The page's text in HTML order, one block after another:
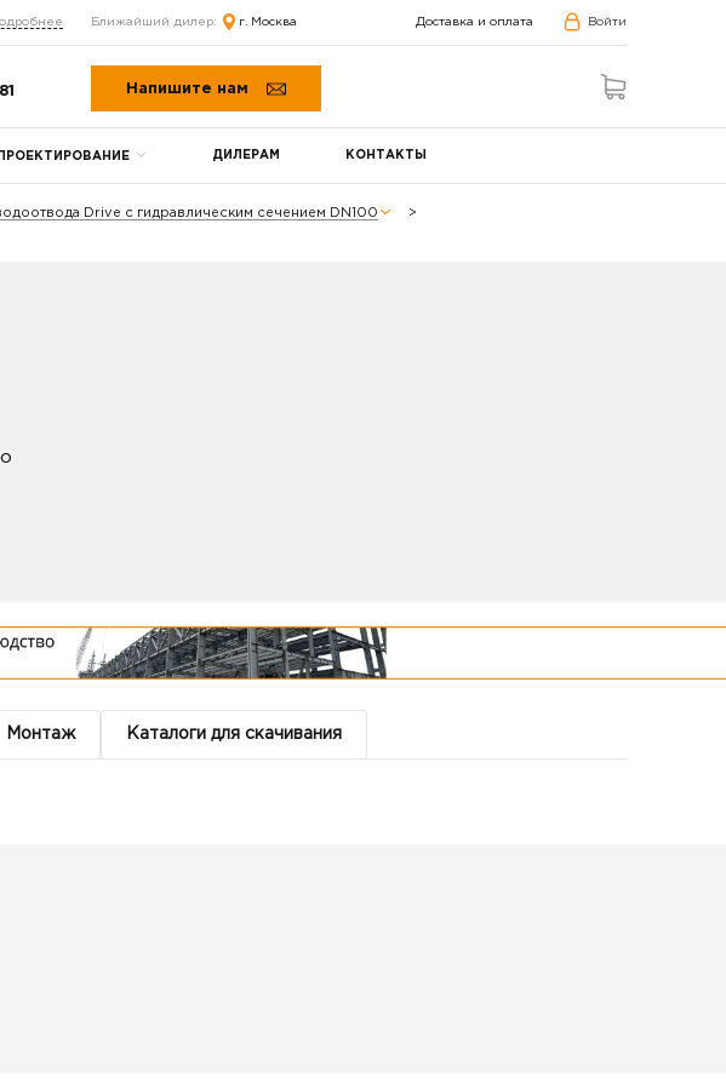
Ближайший дилер: г. Москва Доставка и оплата Войти
Напишите нам
ПРОЕКТИРОВАНИЕ ДИЛЕРАМ КОНТАКТЫ
Drive с гидравлическим сечением DN100
Монтаж Каталоги для скачивания